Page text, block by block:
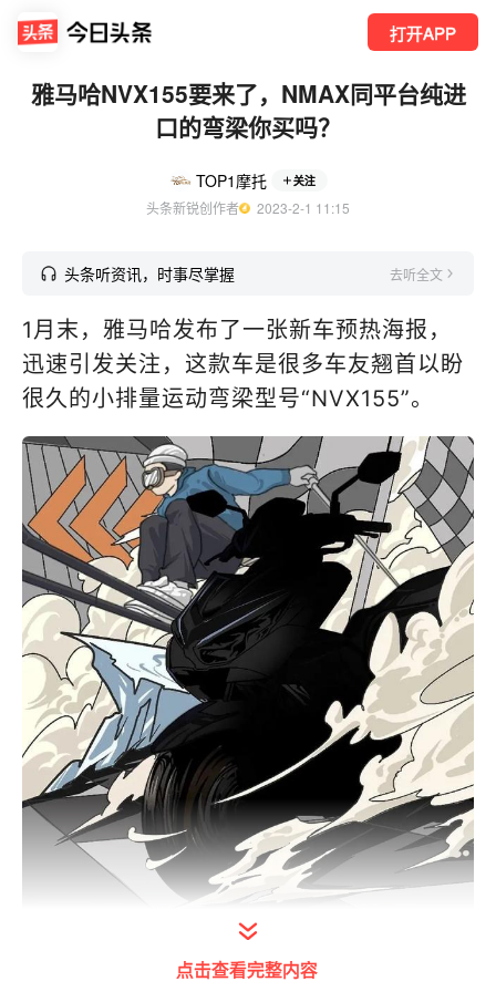
打开APP
雅马哈NVX155要来了，NMAX同平台纯进
口的弯梁你买吗？
TOP1摩托 关注
头条新锐创作者
  2023-2-1 11:15
头条听资讯，时事尽掌握 去听全文
1月末，雅马哈发布了一张新车预热海报，
迅速引发关注，这款车是很多车友翘首以盼
很久的小排量运动弯梁型号“NVX155”。
打开今日头条查看图片详情
点击查看完整内容